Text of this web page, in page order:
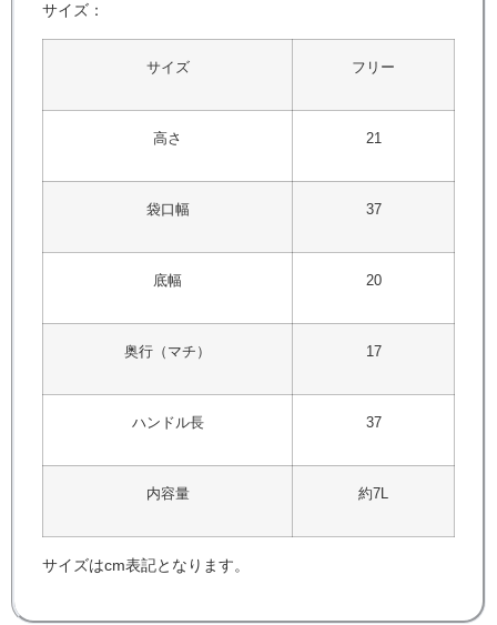
サイズ：
サイズ フリー
高さ 21
袋口幅 37
底幅 20
奥行（マチ） 17
ハンドル長 37
内容量 約7L
サイズはcm表記となります。